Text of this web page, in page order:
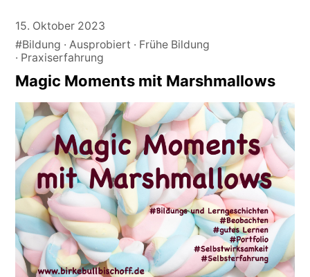
15. Oktober 2023
#Bildung
Ausprobiert
Frühe Bildung
Praxiserfahrung
Magic Moments mit Marshmallows